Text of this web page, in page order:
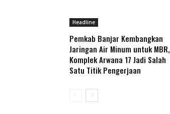
Headline
Pemkab Banjar Kembangkan
Jaringan Air Minum untuk MBR,
Komplek Arwana 17 Jadi Salah
Satu Titik Pengerjaan